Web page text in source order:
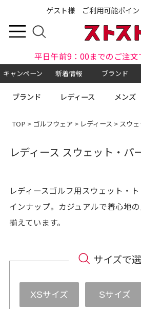
ゲスト様 ご利用可能ポイン
平日午前9：00までのご注
キャンペーン 新着情報 ブランド
ブランド レディース メンズ
TOP > ゴルフウェア > レディース > スウ
レディース スウェット・パ
レディースゴルフ用スウェット・
インナップ。カジュアルで着心地
揃えています。
サイズで
XSサイズ Sサイズ